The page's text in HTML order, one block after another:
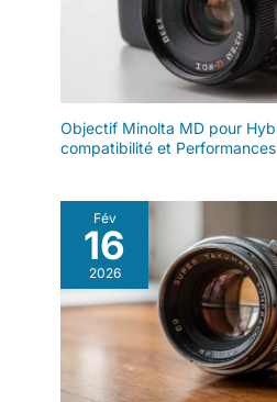
idéal
les
voyage,
vidéos
【
fluide】
doté
avec
Objectif Minolta MD pour
compatibilité et Performances
Fév
16
2026